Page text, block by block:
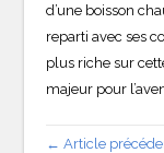
d’une boisson
reparti avec ses
plus riche sur
majeur pour
← Article